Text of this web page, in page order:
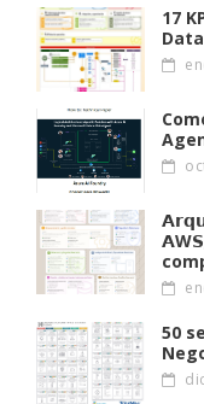
17
50